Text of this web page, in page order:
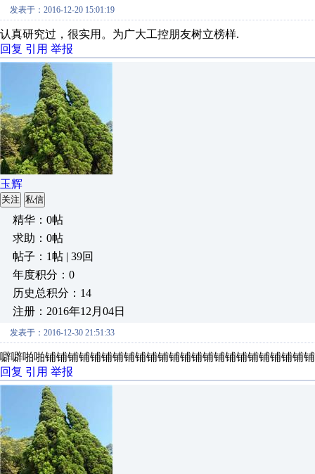
发表于：2016-12-20 15:01:19
认真研究过，很实用。为广大工控朋友树立榜样.
回复 引用 举报
玉辉
关注 私信
精华：0帖
求助：0帖
帖子：1帖 | 39回
年度积分：0
历史总积分：14
注册：2016年12月04日
发表于：2016-12-30 21:51:33
噼噼啪啪铺铺铺铺铺铺铺铺铺铺铺铺铺铺铺铺铺铺铺铺铺铺铺
回复 引用 举报